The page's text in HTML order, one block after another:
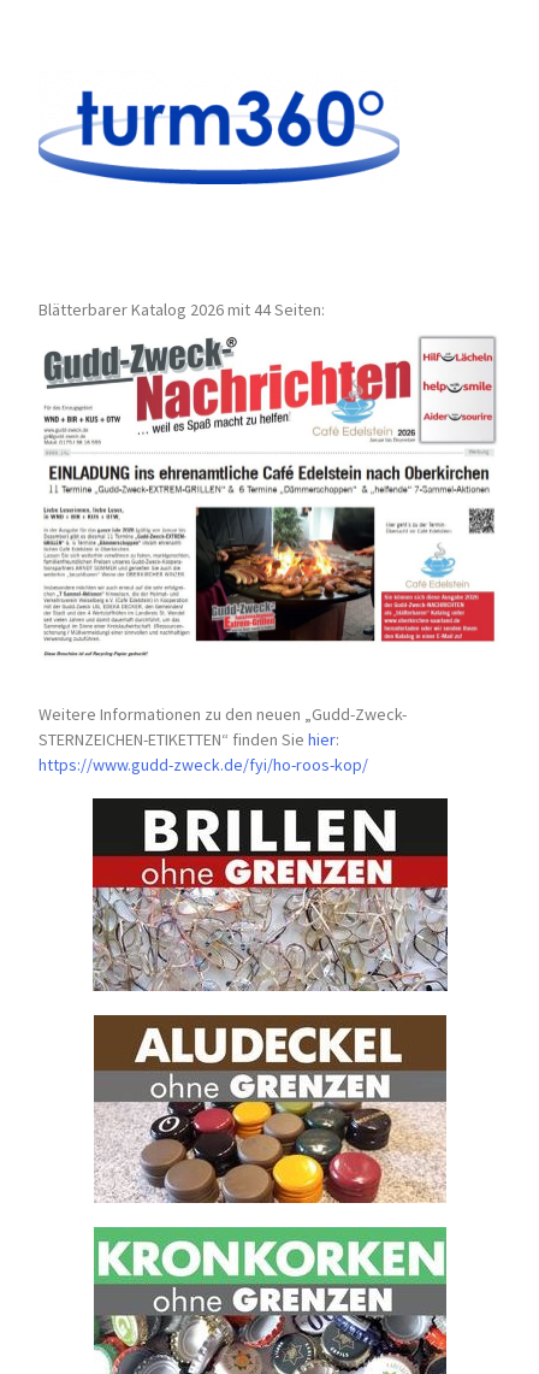
Blätterbarer Katalog 2026 mit 44 Seiten:
Weitere Informationen zu den neuen „Gudd-Zweck-
STERNZEICHEN-ETIKETTEN“ finden Siehier:
https://www.gudd-zweck.de/fyi/ho-roos-kop/